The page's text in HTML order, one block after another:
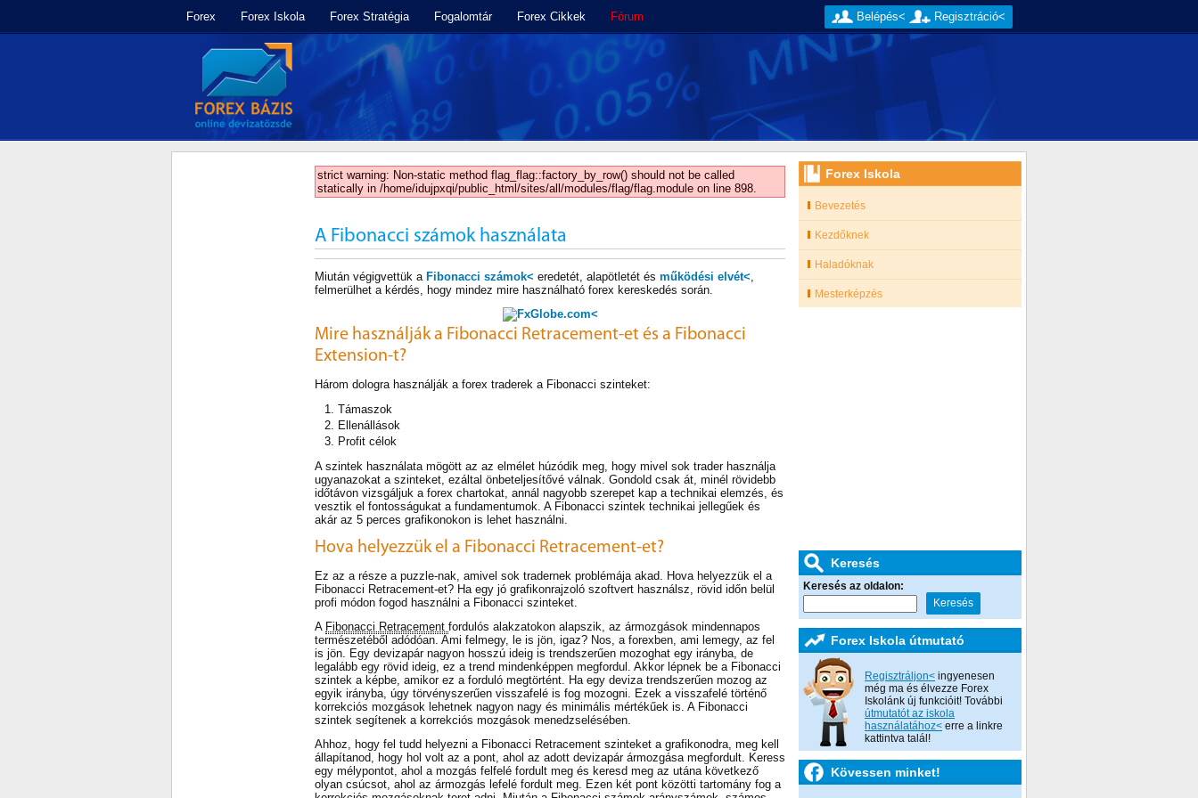
Belépés< Regisztráció<
Forex Forex Iskola Forex Stratégia Fogalomtár Forex Cikkek Fórum
strict warning: Non-static method flag_flag::factory_by_row() should not be called
statically in /home/idujpxqi/public_html/sites/all/modules/flag/flag.module on line 898.
A Fibonacci számok használata
Miután végigvettük a Fibonacci számok< eredetét, alapötletét és működési elvét<,
felmerülhet a kérdés, hogy mindez mire használható forex kereskedés során.
<
Mire használják a Fibonacci Retracement-et és a Fibonacci
Extension-t?
Három dologra használják a forex traderek a Fibonacci szinteket:
Támaszok
Ellenállások
Profit célok
A szintek használata mögött az az elmélet húzódik meg, hogy mivel sok trader használja
ugyanazokat a szinteket, ezáltal önbeteljesítővé válnak. Gondold csak át, minél rövidebb
időtávon vizsgáljuk a forex chartokat, annál nagyobb szerepet kap a technikai elemzés, és
vesztik el fontosságukat a fundamentumok. A Fibonacci szintek technikai jellegűek és
akár az 5 perces grafikonokon is lehet használni.
Hova helyezzük el a Fibonacci Retracement-et?
Ez az a része a puzzle-nak, amivel sok tradernek problémája akad. Hova helyezzük el a
Fibonacci Retracement-et? Ha egy jó grafikonrajzoló szoftvert használsz, rövid időn belül
profi módon fogod használni a Fibonacci szinteket.
A Fibonacci Retracement fordulós alakzatokon alapszik, az ármozgások mindennapos
természetéből adódóan. Ami felmegy, le is jön, igaz? Nos, a forexben, ami lemegy, az fel
is jön. Egy devizapár nagyon hosszú ideig is trendszerűen mozoghat egy irányba, de
legalább egy rövid ideig, ez a trend mindenképpen megfordul. Akkor lépnek be a Fibonacci
szintek a képbe, amikor ez a forduló megtörtént. Ha egy deviza trendszerűen mozog az
egyik irányba, úgy törvényszerűen visszafelé is fog mozogni. Ezek a visszafelé történő
korrekciós mozgások lehetnek nagyon nagy és minimális mértékűek is. A Fibonacci
szintek segítenek a korrekciós mozgások menedzselésében.
Ahhoz, hogy fel tudd helyezni a Fibonacci Retracement szinteket a grafikonodra, meg kell
állapítanod, hogy hol volt az a pont, ahol az adott devizapár ármozgása megfordult. Keress
egy mélypontot, ahol a mozgás felfelé fordult meg és keresd meg az utána következő
olyan csúcsot, ahol az ármozgás lefelé fordult meg. Ezen két pont közötti tartomány fog a
Forex Iskola
Bevezetés
Kezdőknek
Haladóknak
Mesterképzés
Keresés
Keresés az oldalon:
Forex Iskola útmutató
Regisztráljon< ingyenesen
még ma és élvezze Forex
Iskolánk új funkcióit! További
útmutatót az iskola
használatához< erre a linkre
kattintva talál!
Kövessen minket!